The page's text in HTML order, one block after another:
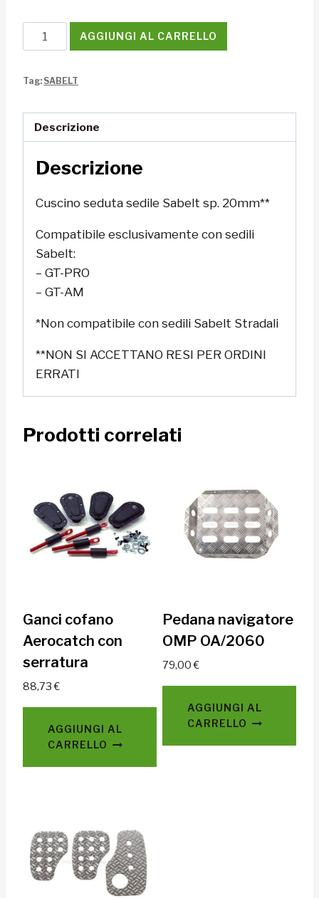
Cuscino
seduta
20mm
quantità
AGGIUNGI AL CARRELLO
Tag: SABELT
Descrizione
Descrizione
Cuscino seduta sedile Sabelt sp. 20mm**
Compatibile esclusivamente con sedili
Sabelt:
– GT-PRO
– GT-AM
*Non compatibile con sedili Sabelt Stradali
**NON SI ACCETTANO RESI PER ORDINI
ERRATI
Prodotti correlati
Ganci cofano
Aerocatch con
serratura
88,73€
AGGIUNGI AL
CARRELLO
Pedana navigatore
OMP OA/2060
79,00€
AGGIUNGI AL
CARRELLO